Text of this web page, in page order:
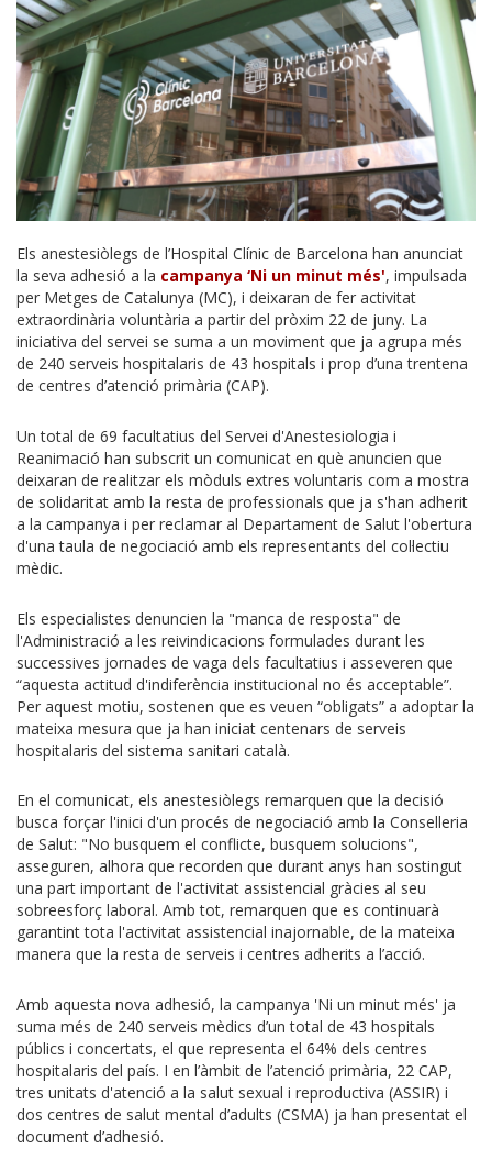
Els anestesiòlegs de l’Hospital Clínic de Barcelona han anunciat
la seva adhesió a la campanya ‘Ni un minut més', impulsada
per Metges de Catalunya (MC), i deixaran de fer activitat
extraordinària voluntària a partir del pròxim 22 de juny. La
iniciativa del servei se suma a un moviment que ja agrupa més
de 240 serveis hospitalaris de 43 hospitals i prop d’una trentena
de centres d’atenció primària (CAP).
Un total de 69 facultatius del Servei d'Anestesiologia i
Reanimació han subscrit un comunicat en què anuncien que
deixaran de realitzar els mòduls extres voluntaris com a mostra
de solidaritat amb la resta de professionals que ja s'han adherit
a la campanya i per reclamar al Departament de Salut l'obertura
d'una taula de negociació amb els representants del col·lectiu
mèdic.
Els especialistes denuncien la "manca de resposta" de
l'Administració a les reivindicacions formulades durant les
successives jornades de vaga dels facultatius i asseveren que
“aquesta actitud d'indiferència institucional no és acceptable”.
Per aquest motiu, sostenen que es veuen “obligats” a adoptar la
mateixa mesura que ja han iniciat centenars de serveis
hospitalaris del sistema sanitari català.
En el comunicat, els anestesiòlegs remarquen que la decisió
busca forçar l'inici d'un procés de negociació amb la Conselleria
de Salut: "No busquem el conflicte, busquem solucions",
asseguren, alhora que recorden que durant anys han sostingut
una part important de l'activitat assistencial gràcies al seu
sobreesforç laboral. Amb tot, remarquen que es continuarà
garantint tota l'activitat assistencial inajornable, de la mateixa
manera que la resta de serveis i centres adherits a l’acció.
Amb aquesta nova adhesió, la campanya 'Ni un minut més' ja
suma més de 240 serveis mèdics d’un total de 43 hospitals
públics i concertats, el que representa el 64% dels centres
hospitalaris del país. I en l’àmbit de l’atenció primària, 22 CAP,
tres unitats d'atenció a la salut sexual i reproductiva (ASSIR) i
dos centres de salut mental d’adults (CSMA) ja han presentat el
document d’adhesió.